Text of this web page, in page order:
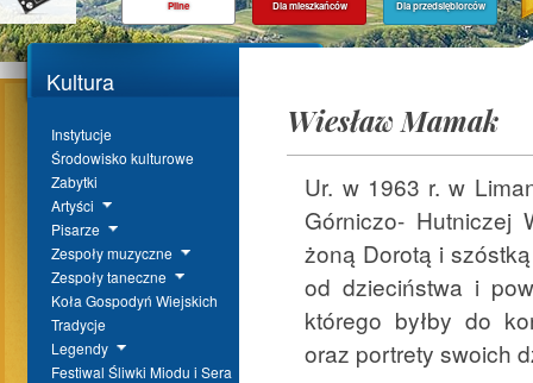
Pilne Dla mieszkańców Dla przedsiębiorców
Kultura
Instytucje
Środowisko kulturowe
Zabytki
Artyści
Pisarze
Zespoły muzyczne
Zespoły taneczne
Koła Gospodyń Wiejskich
Tradycje
Legendy
Festiwal Śliwki Miodu i Sera
Wiesław Mamak
Ur. w 1963 r. w
Górniczo- Hutniczej
żoną Dorotą i
od dzieciństwa i
którego byłby do
oraz portrety swoich